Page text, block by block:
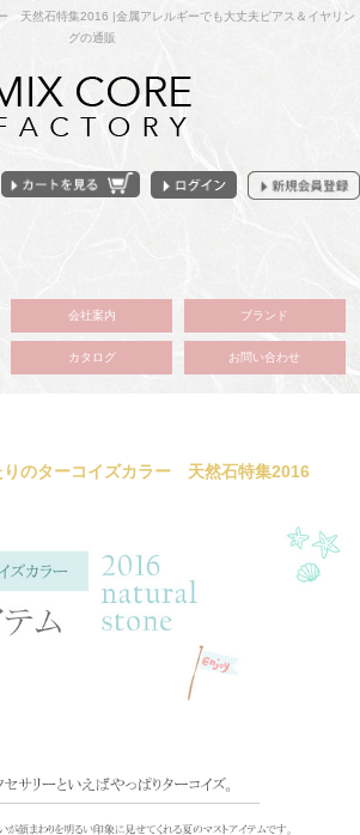
天然石特集2016 |金属アレルギーでも大丈夫ピアス＆イヤリン
グの通販
会社案内 ブランド
カタログ お問い合わせ
りのターコイズカラー 天然石特集2016